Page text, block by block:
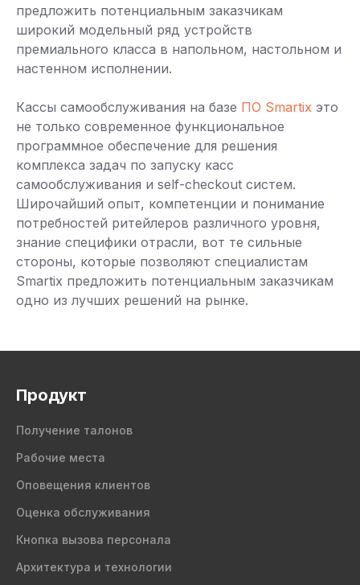
предложить потенциальным заказчикам
широкий модельный ряд устройств
премиального класса в напольном, настольном и
настенном исполнении.
Кассы самообслуживания на базе ПО Smartix это
не только современное функциональное
программное обеспечение для решения
комплекса задач по запуску касс
самообслуживания и self-checkout систем.
Широчайший опыт, компетенции и понимание
потребностей ритейлеров различного уровня,
знание специфики отрасли, вот те сильные
стороны, которые позволяют специалистам
Smartix предложить потенциальным заказчикам
одно из лучших решений на рынке.
Продукт
Получение талонов
Рабочие места
Оповещения клиентов
Оценка обслуживания
Кнопка вызова персонала
Архитектура и технологии